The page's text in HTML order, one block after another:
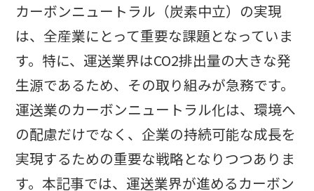
カーボンニュートラル（炭素中立）の実現
は、全産業にとって重要な課題となっていま
す。特に、運送業界はCO2排出量の大きな発
生源であるため、その取り組みが急務です。
運送業のカーボンニュートラル化は、環境へ
の配慮だけでなく、企業の持続可能な成長を
実現するための重要な戦略となりつつありま
す。本記事では、運送業界が進めるカーボン